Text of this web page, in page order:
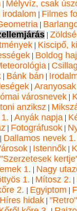
| Mélyvíz, csak
irodalom | Filmes
|
|
| Kiscipő,
| Boldog
|
| Bánk bán |
|
városnevek |
anziksz |
| Anyák napja|
| Fotográfusok |
Dallamos nevek 1.
| Istennők |
"Szerzetesek
1. | Nagy
1. | Mítosz 2. |
2. | Egyiptom |
Híres hidak| "Retro"